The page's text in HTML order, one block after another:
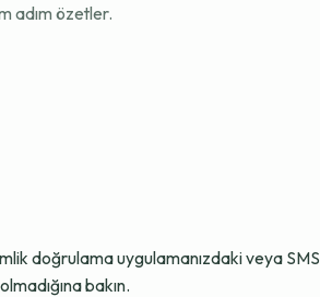
adım özetler.
doğrulama uygulamanızdaki veya SMS
bakın.